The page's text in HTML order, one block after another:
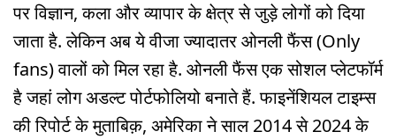
पर विज्ञान, कला और व्यापार के क्षेत्र से जुड़े लोगों को दिया
जाता है. लेकिन अब ये वीजा ज्यादातर ओनली फैंस (Only
fans) वालों को मिल रहा है. ओनली फैंस एक सोशल प्लेटफॉर्म
है जहां लोग अडल्ट पोर्टफोलियो बनाते हैं. फाइनेंशियल टाइम्स
की रिपोर्ट के मुताबिक़, अमेरिका ने साल 2014 से 2024 के